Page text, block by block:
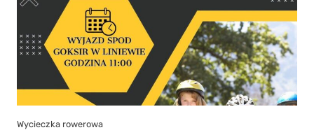
Wycieczka rowerowa